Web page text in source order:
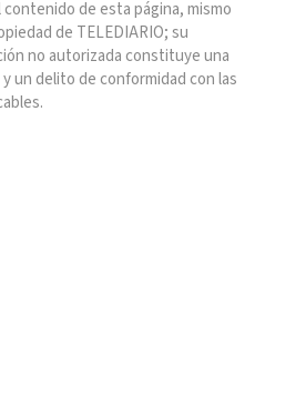
contenido de esta página, mismo
de TELEDIARIO; su
no autorizada constituye una
un delito de conformidad con las